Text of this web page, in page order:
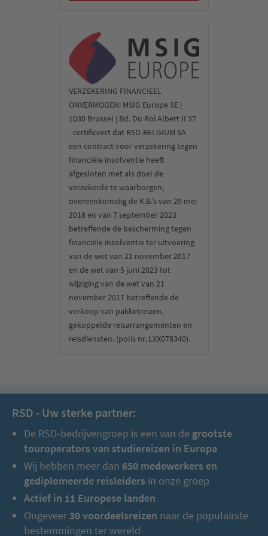
‘s Ochtends vertrekken we op een onvergetelijke optionele
excursie van een hele dag naar het adembenemende Ha
Longbaai. Daar aangekomen gaan we aan boord van een boot
en varen we dit magische labyrint van tropische, torenhoge
rotseilanden in – wereldberoemd en een van de meest
spectaculaire landschappen van Vietnam. Het is ook een
UNESCO werelderfgoed van een klasse apart. Aan boord
genieten we van een lunch met versgevangen zeevruchten.
Tijdens de rondleiding door de mysterieuze grotten luisteren
we naar de legendarische verhalen van de plaatselijke
bevolking. Ze verzamelen herinneringen voor het leven.
Kustplaats Hoi An (UNESCO werelderfgoed)
We gaan naar het vliegveld en vliegen naar Danang. Bij
aankomst checken we in in ons moderne hotel in de buurt van
Hoi An, waar we de komende 4 nachten doorbrengen. Dan
begint onze bewogen wandeling door het pittoreske oude
VERZEKERING FINANCIEEL
ONVERMOGEN: MSIG Europe SE |
1030 Brussel | Bd. Du Roi Albert II 37
- certificeert dat RSD-BELGIUM SA
een contract voor verzekering tegen
financiële insolventie heeft
afgesloten met als doel de
verzekerde te waarborgen,
overeenkomstig de K.B.’s van 29 mei
2018 en van 7 september 2023
betreffende de bescherming tegen
financiële insolventie ter uitvoering
van de wet van 21 november 2017
en de wet van 5 juni 2023 tot
wijziging van de wet van 21
november 2017 betreffende de
verkoop van pakketreizen,
gekoppelde reisarrangementen en
reisdiensten. (polis nr. LXX078340).
RSD - Uw sterke partner:
De RSD-bedrijvengroep is een van de grootste
touroperators van studiereizen in Europa
Wij hebben meer dan 650 medewerkers en
gediplomeerde reisleiders in onze groep
Actief in 11 Europese landen
Ongeveer 30 voordeelsreizen naar de populairste
bestemmingen ter wereld